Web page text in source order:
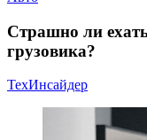
Страшно ли
грузовика?
ТехИнсайдер